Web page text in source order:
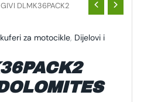
DLMK36PACK2
za motocikle, Dijelovi i